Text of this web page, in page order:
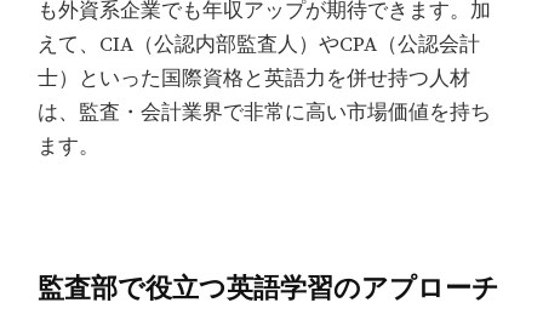
も外資系企業でも年収アップが期待できます。加
えて、CIA（公認内部監査人）やCPA（公認会計
士）といった国際資格と英語力を併せ持つ人材
は、監査・会計業界で非常に高い市場価値を持ち
ます。
監査部で役立つ英語学習のアプローチ